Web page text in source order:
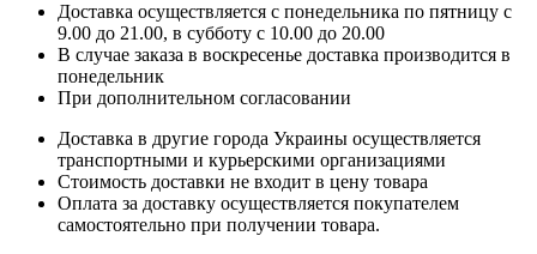
Доставка осуществляется с понедельника по пятницу с
9.00 до 21.00, в субботу с 10.00 до 20.00
В случае заказа в воскресенье доставка производится в
понедельник
При дополнительном согласовании
Доставка в другие города Украины осуществляется
транспортными и курьерскими организациями
Стоимость доставки не входит в цену товара
Оплата за доставку осуществляется покупателем
самостоятельно при получении товара.